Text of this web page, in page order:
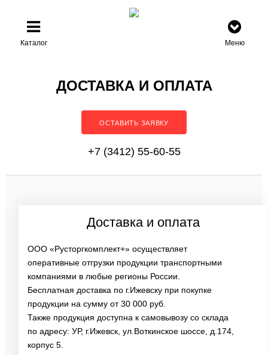
Каталог Меню
ДОСТАВКА И ОПЛАТА
ОСТАВИТЬ ЗАЯВКУ
+7 (3412) 55-60-55
Доставка и оплата
ООО «Русторгкомплект+» осуществляет
оперативные отгрузки продукции транспортными
компаниями в любые регионы России.
Бесплатная доставка по г.Ижевску при покупке
продукции на сумму от 30 000 руб.
Также продукция доступна к самовывозу со склада
по адресу: УР, г.Ижевск, ул.Воткинское шоссе, д.174,
корпус 5.